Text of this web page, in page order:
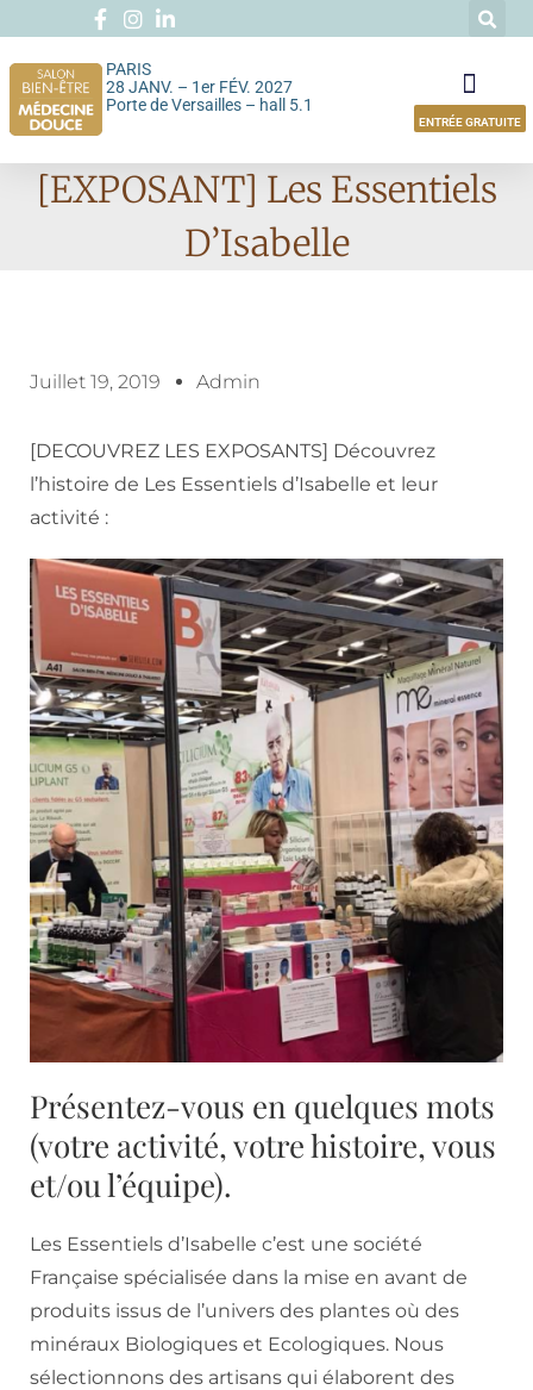
PARIS
28 JANV. – 1er FÉV. 2027
Porte de Versailles – hall 5.1
ENTRÉE GRATUITE
[EXPOSANT] Les Essentiels
D’Isabelle
Juillet 19, 2019 Admin
[DECOUVREZ LES EXPOSANTS] Découvrez
l’histoire de Les Essentiels d’Isabelle et leur
activité :
Présentez-vous en quelques mots
(votre activité, votre histoire, vous
et/ou l’équipe).
Les Essentiels d’Isabelle c’est une société
Française spécialisée dans la mise en avant de
produits issus de l’univers des plantes où des
minéraux Biologiques et Ecologiques. Nous
sélectionnons des artisans qui élaborent des